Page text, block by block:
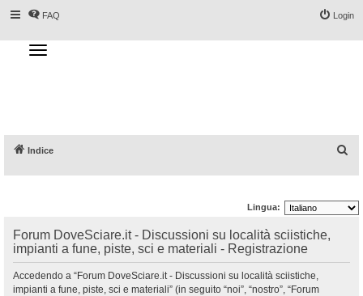
FAQ Login
T
o
g
a
t
Indice
c
Lingua:
Forum DoveSciare.it - Discussioni su località sciistiche,
impianti a fune, piste, sci e materiali - Registrazione
Accedendo a “Forum DoveSciare.it - Discussioni su località sciistiche,
impianti a fune, piste, sci e materiali” (in seguito “noi”, “nostro”, “Forum